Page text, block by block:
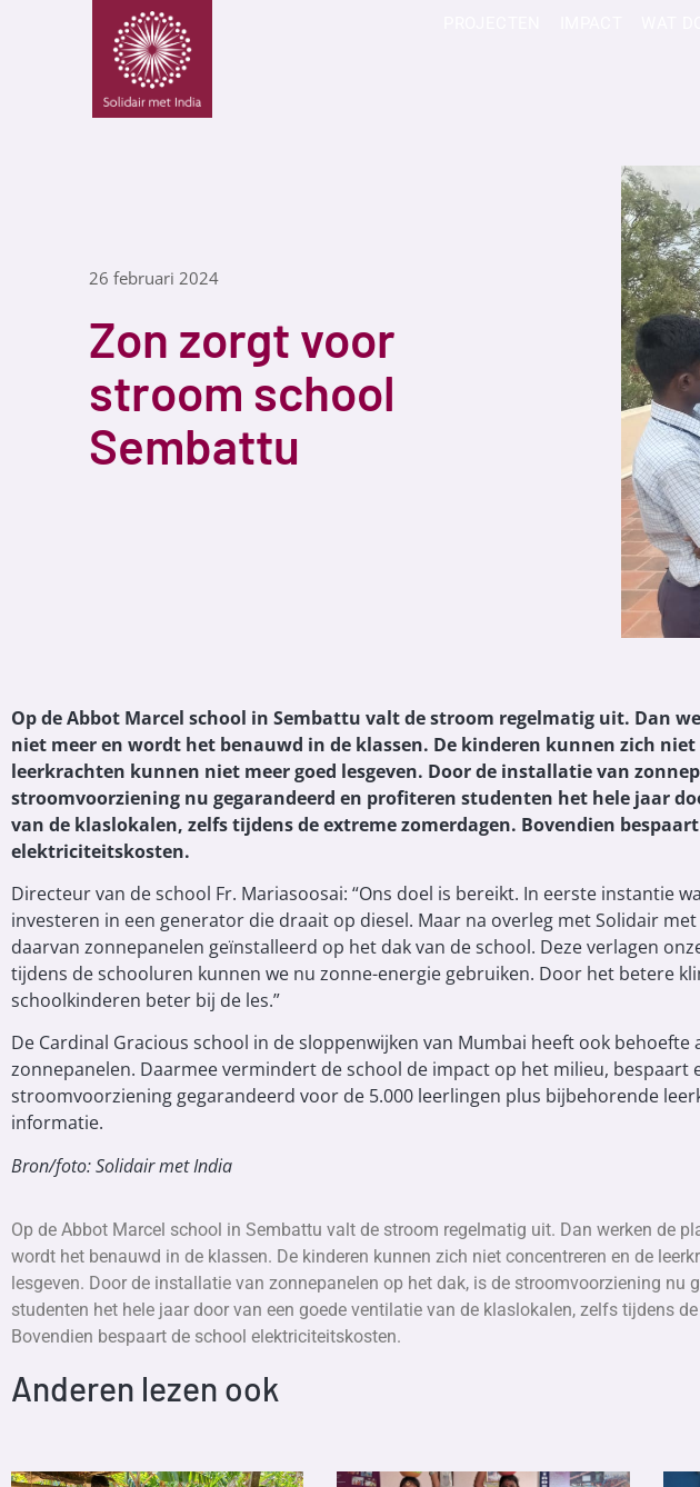
26 februari 2024
Zon zorgt voor
stroom school
Sembattu
Op de Abbot Marcel school in Sembattu valt de stroom regelmatig uit. Dan
niet meer en wordt het benauwd in de klassen. De kinderen kunnen zich
leerkrachten kunnen niet meer goed lesgeven. Door de installatie van
stroomvoorziening nu gegarandeerd en profiteren studenten het hele jaar
van de klaslokalen, zelfs tijdens de extreme zomerdagen. Bovendien
elektriciteitskosten.
Directeur van de school Fr. Mariasoosai: “Ons doel is bereikt. In eerste instantie
investeren in een generator die draait op diesel. Maar na overleg met Solidair
daarvan zonnepanelen geïnstalleerd op het dak van de school. Deze verlagen
tijdens de schooluren kunnen we nu zonne-energie gebruiken. Door het betere
schoolkinderen beter bij de les.”
De Cardinal Gracious school in de sloppenwijken van Mumbai heeft ook behoefte
zonnepanelen. Daarmee vermindert de school de impact op het milieu, bespaart
stroomvoorziening gegarandeerd voor de 5.000 leerlingen plus bijbehorende
informatie.
Bron/foto: Solidair met India
Op de Abbot Marcel school in Sembattu valt de stroom regelmatig uit. Dan werken de
wordt het benauwd in de klassen. De kinderen kunnen zich niet concentreren en de
lesgeven. Door de installatie van zonnepanelen op het dak, is de stroomvoorziening nu
studenten het hele jaar door van een goede ventilatie van de klaslokalen, zelfs tijdens
Bovendien bespaart de school elektriciteitskosten.
Anderen lezen ook